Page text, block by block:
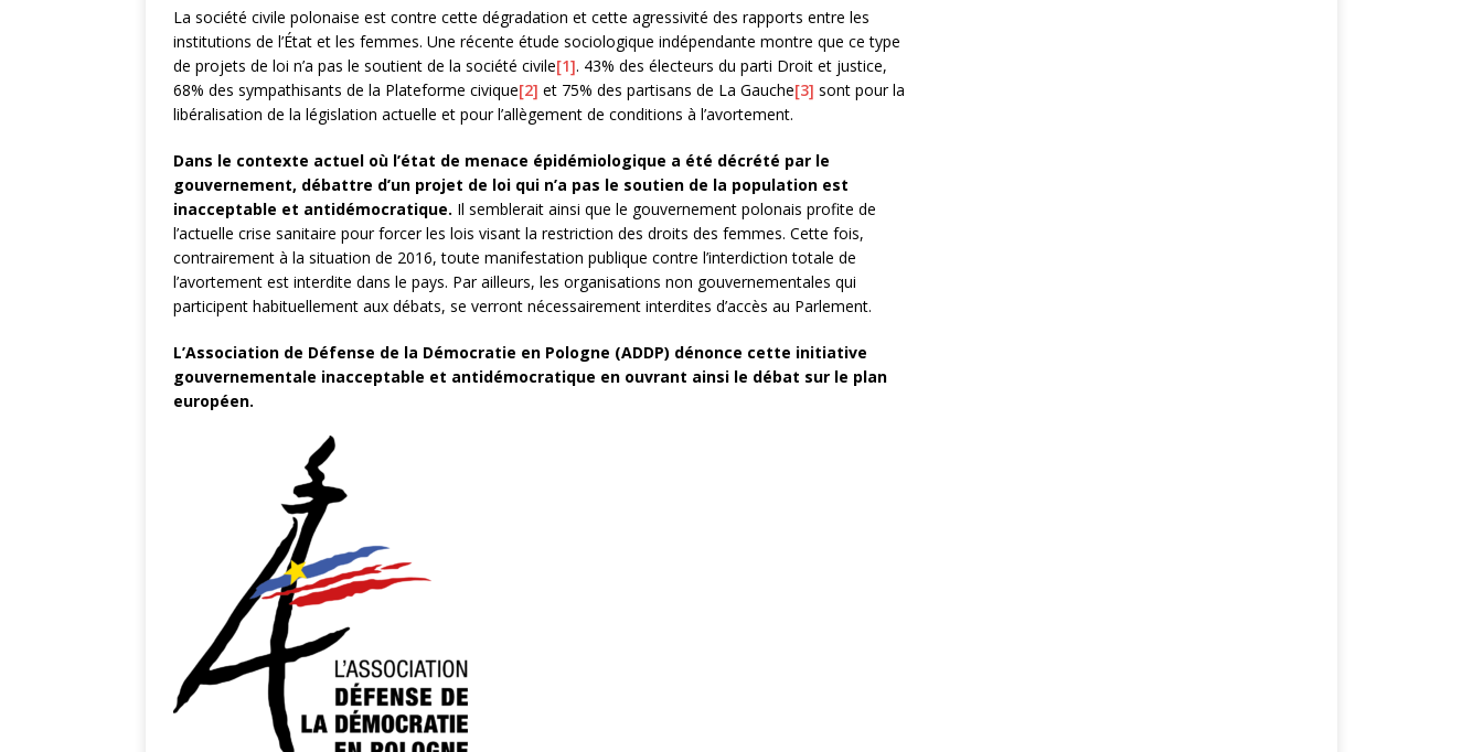
La société civile polonaise est contre cette dégradation et cette agressivité des rapports entre les
institutions de l’État et les femmes. Une récente étude sociologique indépendante montre que ce type
de projets de loi n’a pas le soutient de la société civile[1]. 43% des électeurs du parti Droit et justice,
68% des sympathisants de la Plateforme civique[2] et 75% des partisans de La Gauche[3] sont pour la
libéralisation de la législation actuelle et pour l’allègement de conditions à l’avortement.
Dans le contexte actuel où l’état de menace épidémiologique a été décrété par le
gouvernement, débattre d’un projet de loi qui n’a pas le soutien de la population est
inacceptable et antidémocratique. Il semblerait ainsi que le gouvernement polonais profite de
l’actuelle crise sanitaire pour forcer les lois visant la restriction des droits des femmes. Cette fois,
contrairement à la situation de 2016, toute manifestation publique contre l’interdiction totale de
l’avortement est interdite dans le pays. Par ailleurs, les organisations non gouvernementales qui
participent habituellement aux débats, se verront nécessairement interdites d’accès au Parlement.
L’Association de Défense de la Démocratie en Pologne (ADDP) dénonce cette initiative
gouvernementale inacceptable et antidémocratique en ouvrant ainsi le débat sur le plan
européen.